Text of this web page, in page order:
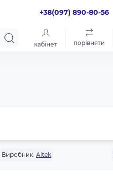
+38(097) 890-80-56
кабінет порівняти
Виробник: Altek